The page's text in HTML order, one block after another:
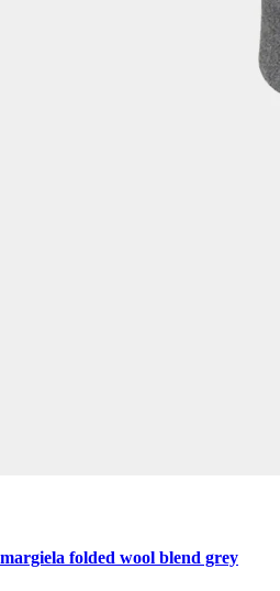
folded wool blend grey